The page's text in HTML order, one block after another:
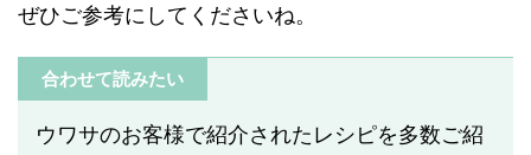
ぜひご参考にしてくださいね。
合わせて読みたい
ウワサのお客様で紹介されたレシピを多数ご紹